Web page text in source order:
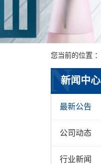
您当前的位置 ：
新闻中心
N
最新公告
公司动态
行业新闻